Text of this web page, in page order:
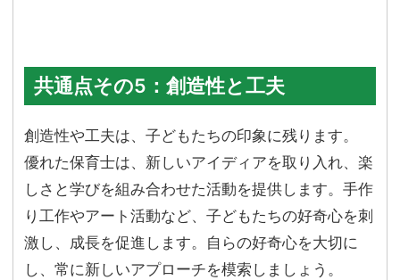
共通点その5：創造性と工夫
創造性や工夫は、子どもたちの印象に残ります。
優れた保育士は、新しいアイディアを取り入れ、楽
しさと学びを組み合わせた活動を提供します。手作
り工作やアート活動など、子どもたちの好奇心を刺
激し、成長を促進します。自らの好奇心を大切に
し、常に新しいアプローチを模索しましょう。